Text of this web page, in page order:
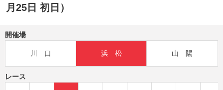
月25日 初日）
開催場
川 口 浜 松 山 陽
レース